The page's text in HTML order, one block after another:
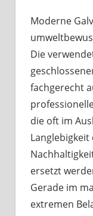
Moderne
Die
fachgerecht
die oft im
ersetzt
Gerade im
extremen